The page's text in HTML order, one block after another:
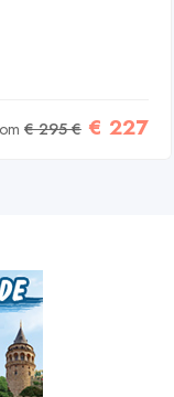
€ 295 €€ 227